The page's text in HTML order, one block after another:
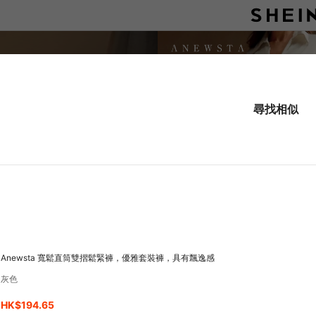
尋找相似
Anewsta 寬鬆直筒雙摺鬆緊褲，優雅套裝褲，具有飄逸感
灰色
HK$194.65